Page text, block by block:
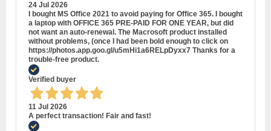
24 Jul 2026
I bought MS Office 2021 to avoid paying for Office 365. I bought
a laptop with OFFICE 365 PRE-PAID FOR ONE YEAR, but did
not want an auto-renewal. The Macrosoft product installed
without problems, (once I had been bold enough to click on
https://photos.app.goo.gl/u5mHi1a6RELpDyxx7 Thanks for a
trouble-free product.
Verified buyer
11 Jul 2026
A perfect transaction! Fair and fast!